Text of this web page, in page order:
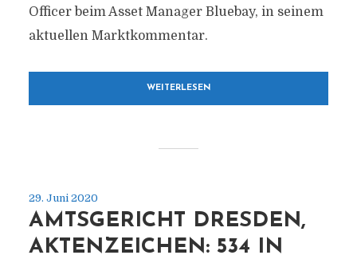
Officer beim Asset Manager Bluebay, in seinem
aktuellen Marktkommentar.
WEITERLESEN
29. Juni 2020
AMTSGERICHT DRESDEN,
AKTENZEICHEN: 534 IN